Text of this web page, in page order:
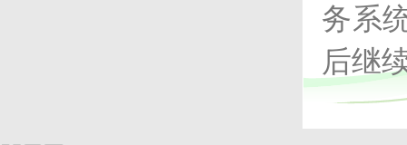
务系
后继